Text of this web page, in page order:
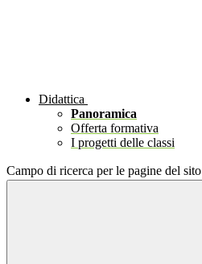
Didattica
Panoramica
Offerta formativa
I progetti delle classi
Campo di ricerca per le pagine del sito